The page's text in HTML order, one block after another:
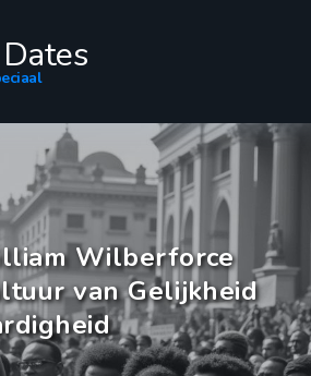
Wilberforce
van Gelijkheid